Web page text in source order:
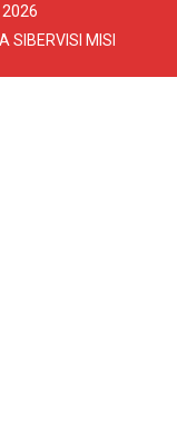
SIBERVISI MISI